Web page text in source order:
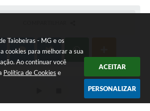
Taiobeiras - MG e os
cookies para melhorar a sua
Ao continuar você
Política de Cookies e
ACEITAR
PERSONALIZAR